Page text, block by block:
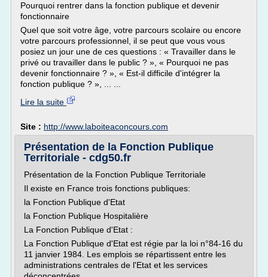
Pourquoi rentrer dans la fonction publique et devenir
fonctionnaire
Quel que soit votre âge, votre parcours scolaire ou encore
votre parcours professionnel, il se peut que vous vous
posiez un jour une de ces questions : « Travailler dans le
privé ou travailler dans le public ? », « Pourquoi ne pas
devenir fonctionnaire ? », « Est-il difficile d'intégrer la
fonction publique ? », ... ...
Lire la suite
Site : http://www.laboiteaconcours.com
Présentation de la Fonction Publique
Territoriale - cdg50.fr
Présentation de la Fonction Publique Territoriale
Il existe en France trois fonctions publiques:
la Fonction Publique d'Etat
la Fonction Publique Hospitalière
La Fonction Publique d'Etat :
La Fonction Publique d'Etat est régie par la loi n°84-16 du
11 janvier 1984. Les emplois se répartissent entre les
administrations centrales de l'Etat et les services